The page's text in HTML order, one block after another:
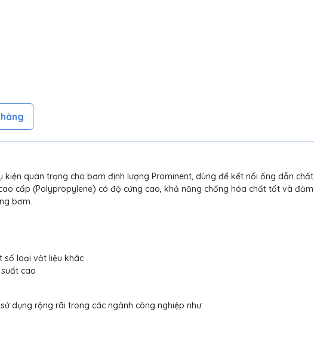
kiện quan trọng cho bơm định lượng Prominent, dùng để kết nối ống dẫn chất
cấp (Polypropylene) có độ cứng cao, khả năng chống hóa chất tốt và đảm
bơm.
số loại vật liệu khác
cao
dụng rộng rãi trong các ngành công nghiệp như: